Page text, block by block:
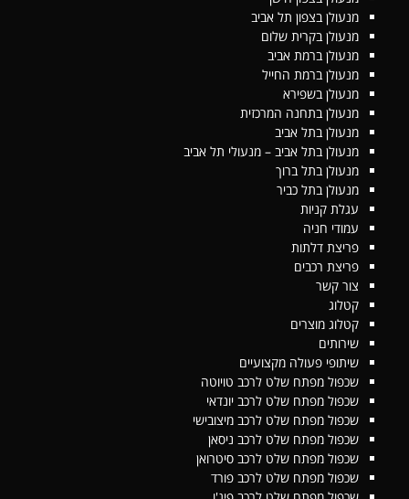
מנעולן בצפון תל אביב
מנעולן בקרית שלום
מנעולן ברמת אביב
מנעולן ברמת החייל
מנעולן בשפירא
מנעולן בתחנה המרכזית
מנעולן בתל אביב
מנעולן בתל אביב – מנעולי תל אביב
מנעולן בתל ברוך
מנעולן בתל כביר
עגלת קניות
עמודי חניה
פריצת דלתות
פריצת רכבים
צור קשר
קטלוג
קטלוג מוצרים
שירותים
שיתופי פעולה מקצועיים
שכפול מפתח שלט לרכב טויוטה
שכפול מפתח שלט לרכב יונדאי
שכפול מפתח שלט לרכב מיצובישי
שכפול מפתח שלט לרכב ניסאן
שכפול מפתח שלט לרכב סיטרואן
שכפול מפתח שלט לרכב פורד